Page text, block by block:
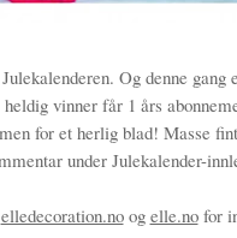
Og denne gang
heldig vinner får 1 års
for et herlig blad! Masse
under Julekalender-
elledecoration.noog elle.nofor